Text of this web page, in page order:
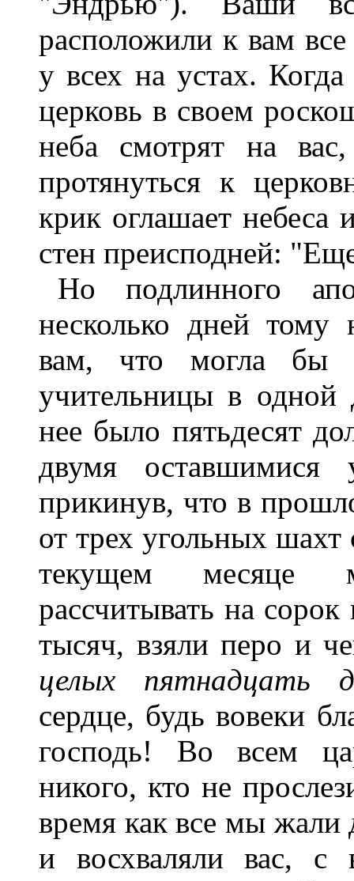
расположили к вам
у всех на устах.
церковь в своем
неба смотрят на
протянуться к
крик оглашает небеса
стен преисподней:
Но подлинного
несколько дней тому
вам, что могла бы
учительницы в одной
нее было пятьдесят
двумя
прикинув, что в
от трех угольных шахт
текущем месяце
рассчитывать на
тысяч, взяли перо и
целых пятнадцать
сердце, будь вовеки
господь! Во всем
никого, кто не
время как все мы жали
и восхваляли вас, с